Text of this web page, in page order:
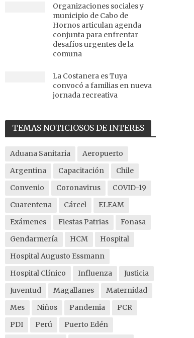
Organizaciones sociales y
municipio de Cabo de
Hornos articulan agenda
conjunta para enfrentar
desafíos urgentes de la
comuna
La Costanera es Tuya
convocó a familias en nueva
jornada recreativa
TEMAS NOTICIOSOS DE INTERES
Aduana Sanitaria
Aeropuerto
Argentina
Capacitación
Chile
Convenio
Coronavirus
COVID-19
Cuarentena
Cárcel
ELEAM
Exámenes
Fiestas Patrias
Fonasa
Gendarmería
HCM
Hospital
Hospital Augusto Essmann
Hospital Clínico
Influenza
Justicia
Juventud
Magallanes
Maternidad
Mes
Niños Pandemia
PCR
PDI
Perú
Puerto Edén